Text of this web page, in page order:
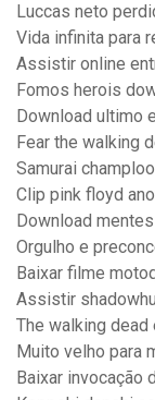
Luccas neto
Vida infinita para
Assistir online
Fomos herois
Download ultimo
Fear the walking
Samurai
Clip pink floyd
Download
Orgulho e
Baixar filme
Assistir
The walking dead
Muito velho para
Baixar invocação